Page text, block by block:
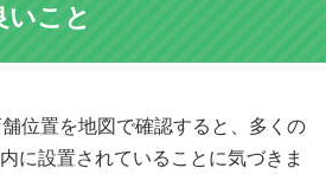
こと
位置を地図で確認すると、多くの
に設置されていることに気づきま